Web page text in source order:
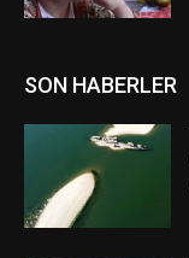
SON HABERLER